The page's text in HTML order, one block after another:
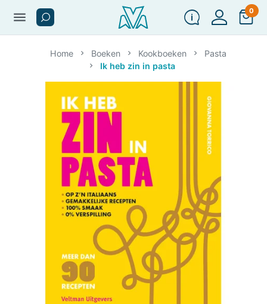
menu 0
Home Boeken Kookboeken
Pasta
Ik heb zin in pasta